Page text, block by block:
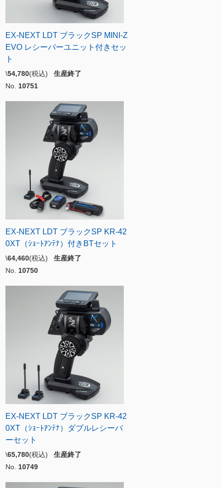
EX-NEXT LDT ブラックSP MINI-Z
EVO レシーバーユニット付きセッ
ト
\54,780(税込) 生産終了
No. 10751
EX-NEXT LDT ブラックSP KR-42
0XT（ｼｮｰﾄｱﾝﾃﾅ）付きBTセット
\64,460(税込) 生産終了
No. 10750
EX-NEXT LDT ブラックSP KR-42
0XT（ｼｮｰﾄｱﾝﾃﾅ）ダブルレシーバ
ーセット
\65,780(税込) 生産終了
No. 10749